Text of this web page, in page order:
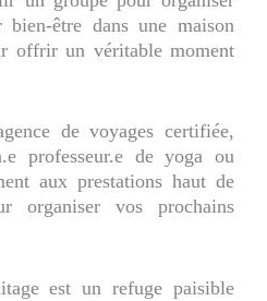
être dans une maison
offrir un véritable moment
de voyages certifiée,
professeur.e de yoga ou
aux prestations haut de
organiser vos prochains
est un refuge paisible